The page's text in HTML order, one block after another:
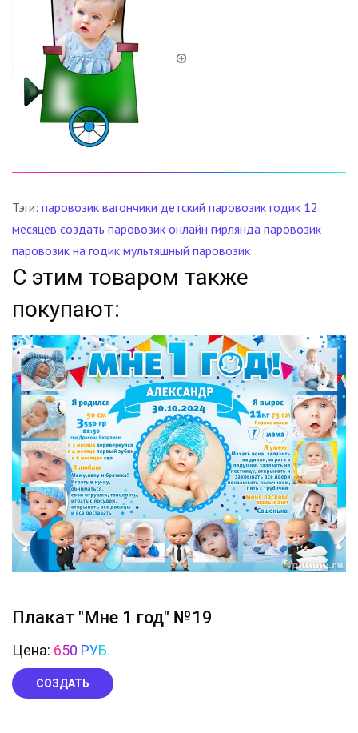
Тэги: паровозик вагончики детский паровозик годик 12
месяцев создать паровозик онлайн гирлянда паровозик
паровозик на годик мультяшный паровозик
С этим товаром также
покупают:
Плакат "Мне 1 год" №19
Цена: 650 РУБ.
СОЗДАТЬ